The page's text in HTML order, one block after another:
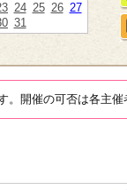
24 25 26 27
31
開催の可否は各主催